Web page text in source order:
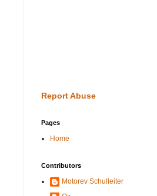
Report Abuse
Pages
Home
Contributors
Motorev Schulleiter